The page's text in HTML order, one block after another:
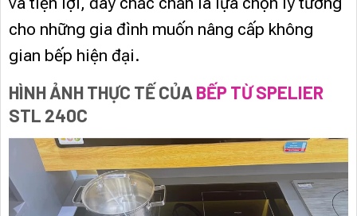
cho những gia đình muốn nâng cấp không
gian bếp hiện đại.
HÌNH ẢNH THỰC TẾ CỦA BẾP TỪ SPELIER
STL 240C